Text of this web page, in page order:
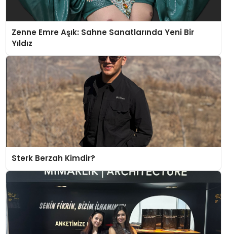
Zenne Emre Aşık: Sahne Sanatlarında Yeni Bir
Yıldız
Sterk Berzah Kimdir?